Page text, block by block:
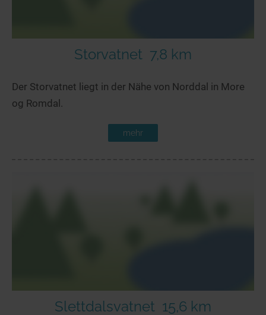
Storvatnet 7,8 km
Der Storvatnet liegt in der Nähe von Norddal in More
og Romdal.
mehr
Slettdalsvatnet 15,6 km